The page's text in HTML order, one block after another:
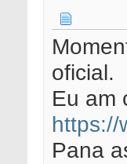
oficial.
Eu am
https://
Pana